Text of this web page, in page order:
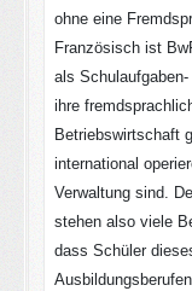
ohne eine
Französisch ist
als
ihre
Betriebswirtschaft
international
Verwaltung sind.
stehen also viele
dass Schüler